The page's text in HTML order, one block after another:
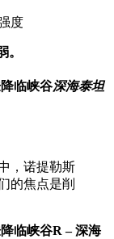
度
。
深海泰坦
，诺提勒斯
的焦点是削
R – 深海